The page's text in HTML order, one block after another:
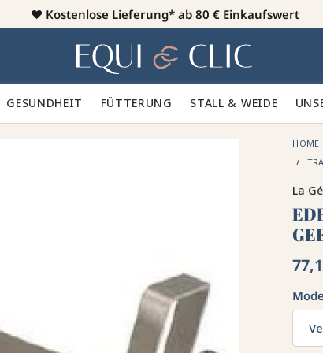
♥️ Kostenlose Lieferung* ab 80 € Einkaufswert
Heim
GESUNDHEIT ✨ FÜTTERUNG 🥕 STALL & WEIDE 🍃
HOME
La